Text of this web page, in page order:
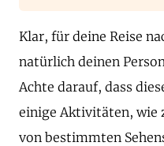
Klar, für deine Reise
natürlich deinen
Achte darauf, dass
einige Aktivitäten, wie
von bestimmten